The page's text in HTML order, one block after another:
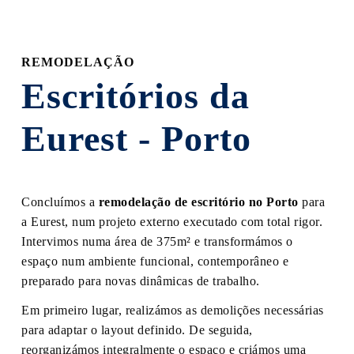
REMODELAÇÃO
Escritórios da
Eurest - Porto
Concluímos a remodelação de escritório no Porto para
a Eurest, num projeto externo executado com total rigor.
Intervimos numa área de 375m² e transformámos o
espaço num ambiente funcional, contemporâneo e
preparado para novas dinâmicas de trabalho.
Em primeiro lugar, realizámos as demolições necessárias
para adaptar o layout definido. De seguida,
reorganizámos integralmente o espaço e criámos uma